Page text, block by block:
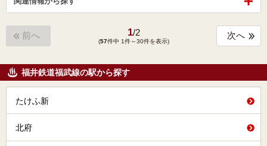
前へ 1/2
(57件中 1件～30件を表示)
次へ
福井鉄道福武線の駅から探す
たけふ新
北府